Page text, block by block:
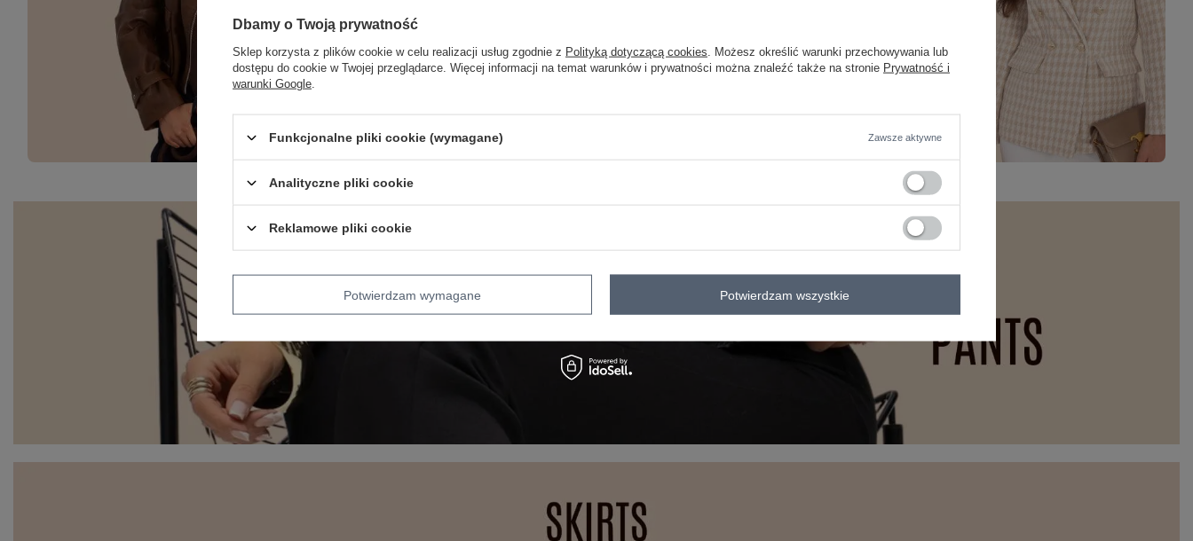
Dbamy o Twoją prywatność
Sklep korzysta z plików cookie w celu realizacji usług zgodnie z Polityką dotyczącą cookies . Możesz określić warunki przechowywania lub
dostępu do cookie w Twojej przeglądarce. Więcej informacji na temat warunków i prywatności można znaleźć także na stronie Prywatność i
warunki Google
Funkcjonalne pliki cookie (wymagane) Zawsze aktywne
Analityczne pliki cookie
Reklamowe pliki cookie
Potwierdzam wymagane Potwierdzam wszystkie